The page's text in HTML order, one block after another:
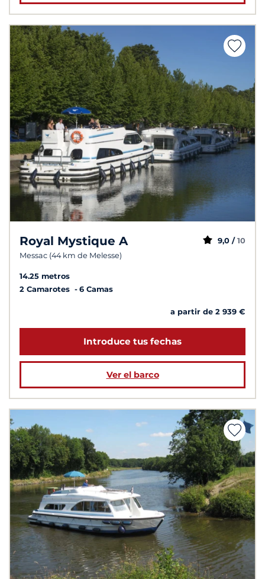
Royal Mystique A
Messac (44 km de Melesse)
9,0 / 10
14.25 metros
2 Camarotes
6 Camas
a partir de 2 939 €
Introduce tus fechas
Ver el barco